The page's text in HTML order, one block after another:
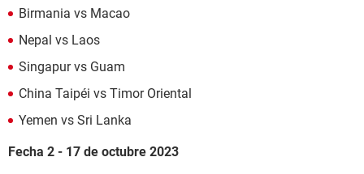
Birmania vs Macao
Nepal vs Laos
Singapur vs Guam
China Taipéi vs Timor Oriental
Yemen vs Sri Lanka
Fecha 2 - 17 de octubre 2023